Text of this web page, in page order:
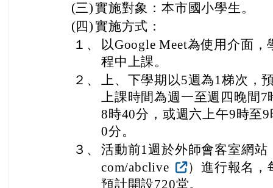
(三)實施對象：本市國小學生。
(四)實施方式：
１、
以Google Meet為使用介面
程中上課。
２、 上、下學期以5週為1梯次，
上課時間為週一至週四晚間
8時40分，或週六上午9時至
0分。
３、 活動前1週於外師會客室網
com/abclive
）進行報名，
預計開設720堂。